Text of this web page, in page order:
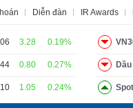
Diễn đàn IR Awards
3.28 0.19%
0.80 0.27%
1.05 0.24%
Dầu
Báo cáo phân